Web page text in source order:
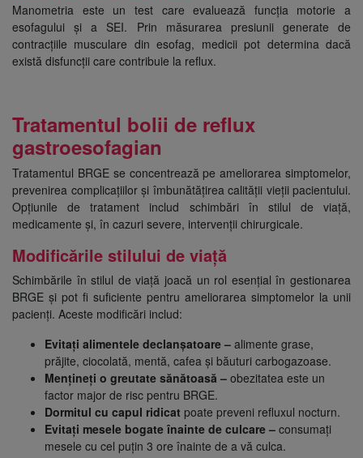
Manometria este un test care evaluează funcția motorie a
esofagului și a SEI. Prin măsurarea presiunii generate de
contracțiile musculare din esofag, medicii pot determina dacă
există disfuncții care contribuie la reflux.
Tratamentul bolii de reflux
gastroesofagian
Tratamentul BRGE se concentrează pe ameliorarea simptomelor,
prevenirea complicațiilor și îmbunătățirea calității vieții pacientului.
Opțiunile de tratament includ schimbări în stilul de viață,
medicamente și, în cazuri severe, intervenții chirurgicale.
Modificările stilului de viață
Schimbările în stilul de viață joacă un rol esențial în gestionarea
BRGE și pot fi suficiente pentru ameliorarea simptomelor la unii
pacienți. Aceste modificări includ:
Evitați alimentele declanșatoare – alimente grase,
prăjite, ciocolată, mentă, cafea și băuturi carbogazoase.
Mențineți o greutate sănătoasă – obezitatea este un
factor major de risc pentru BRGE.
Dormitul cu capul ridicat poate preveni refluxul nocturn.
Evitați mesele bogate înainte de culcare – consumați
mesele cu cel puțin 3 ore înainte de a vă culca.